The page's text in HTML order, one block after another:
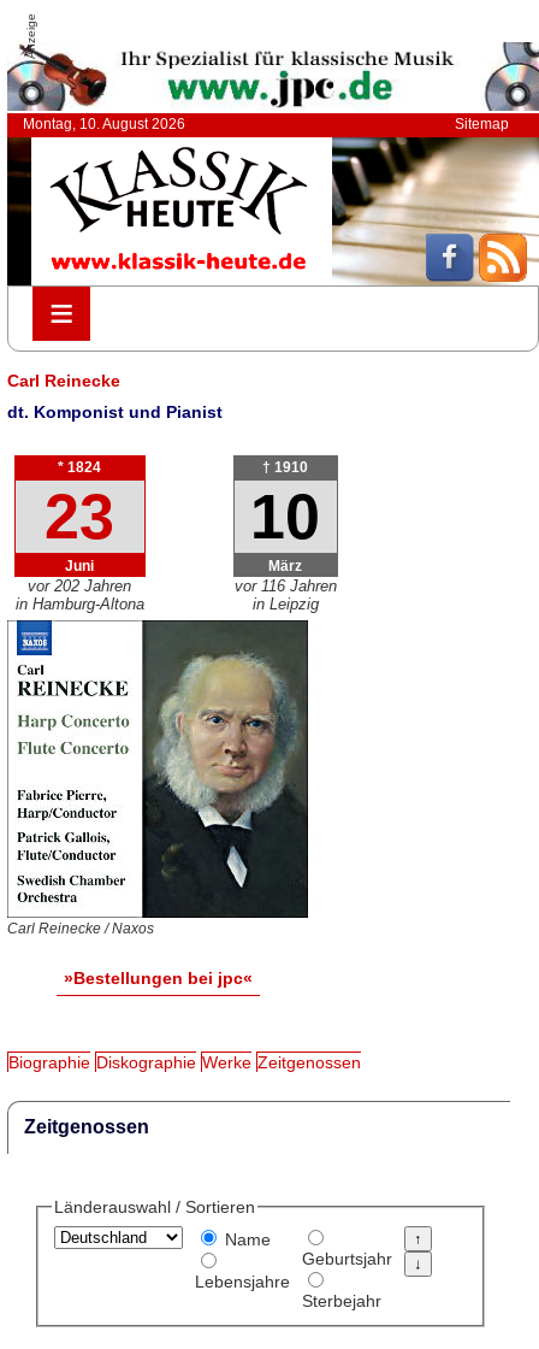
Anzeige
Montag, 10. August 2026 Sitemap
≡
≡
Carl Reinecke
dt. Komponist und Pianist
* 1824
23
Juni
vor 202 Jahren
in Hamburg-Altona
† 1910
10
März
vor 116 Jahren
in Leipzig
Carl Reinecke / Naxos
»Bestellungen bei jpc«
Biographie Diskographie Werke Zeitgenossen
Zeitgenossen
Länderauswahl / Sortieren
Name
Lebensjahre
Geburtsjahr
Sterbejahr